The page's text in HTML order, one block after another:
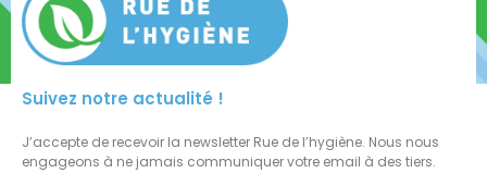
Suivez notre actualité !
J’accepte de recevoir la newsletter Rue de l’hygiène. Nous nous
engageons à ne jamais communiquer votre email à des tiers.